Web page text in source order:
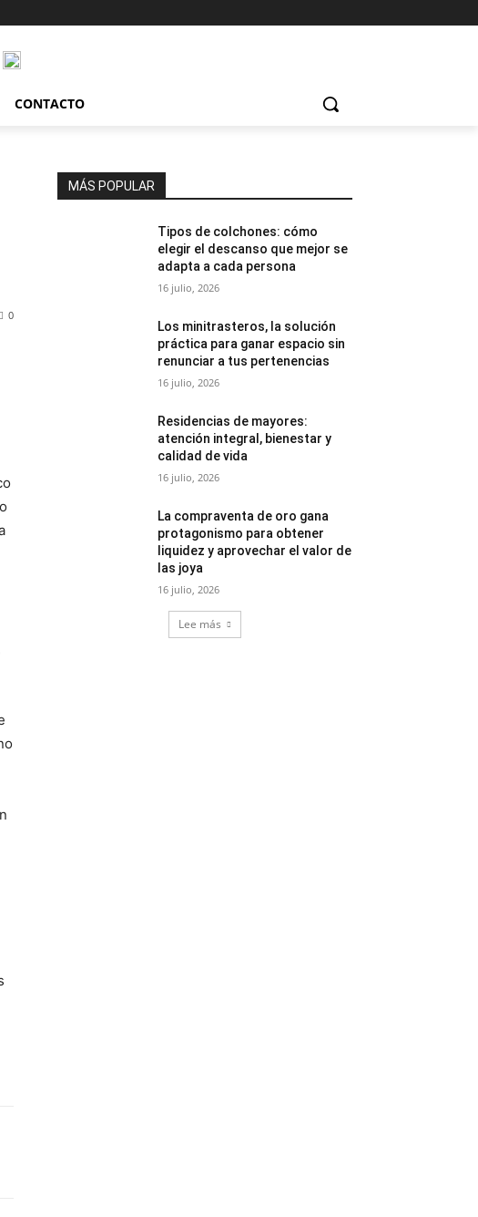
CONTACTO
0
MÁS POPULAR
Tipos de colchones: cómo
elegir el descanso que mejor se
adapta a cada persona
16 julio, 2026
Los minitrasteros, la solución
práctica para ganar espacio sin
renunciar a tus pertenencias
16 julio, 2026
Residencias de mayores:
atención integral, bienestar y
calidad de vida
16 julio, 2026
La compraventa de oro gana
protagonismo para obtener
liquidez y aprovechar el valor de
las joya
16 julio, 2026
Lee más